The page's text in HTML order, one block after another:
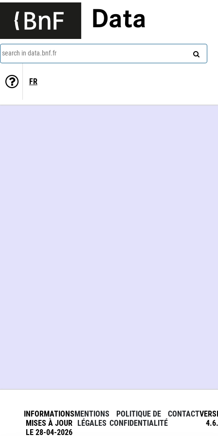
Data
search in data.bnf.fr
FR
INFORMATIONS
MISES À JOUR
LE 28-04-2026
MENTIONS
LÉGALES
POLITIQUE DE
CONFIDENTIALITÉ
CONTACT